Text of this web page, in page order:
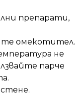
препарати,
омекотител.
не
парче